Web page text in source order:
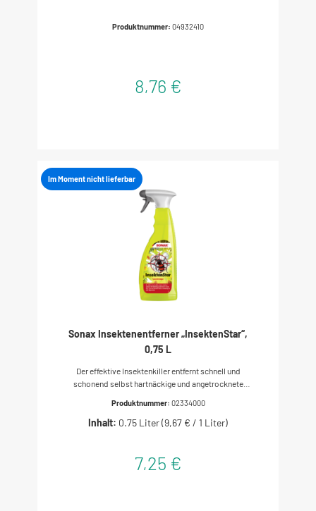
Produktnummer: 04932410
8,76 €
Im Moment nicht lieferbar
Sonax Insektenentferner „InsektenStar“,
0,75 L
Der effektive Insektenkiller entfernt schnell und
schonend selbst hartnäckige und angetrocknete
und Kunststoff ohne die Oberflächen anzugreifen.
Die Rückstände werden einfach und gründlich
Produktnummer: 02334000
Inhalt: 0.75 Liter(9,67 € / 1 Liter)
7,25 €